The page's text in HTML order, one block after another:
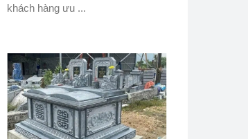
khách hàng ưu ...